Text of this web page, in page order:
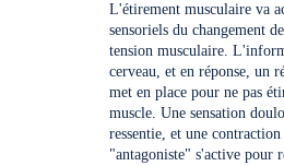
L'étirement musculaire va
sensoriels du changement
tension musculaire.
cerveau, et en réponse, un
met en place pour ne pas
muscle. Une sensation
ressentie, et une
"antagoniste" s'active pour